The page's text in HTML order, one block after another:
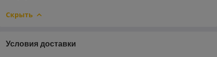
Скрыть
Условия доставки